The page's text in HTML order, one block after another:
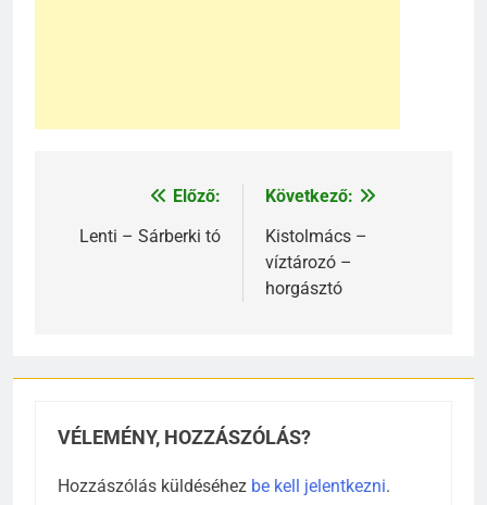
Bejegyzés
navigáció
Előző:
Lenti – Sárberki tó
Következő:
Kistolmács –
víztározó –
horgásztó
VÉLEMÉNY, HOZZÁSZÓLÁS?
Hozzászólás küldéséhez be kell jelentkezni.